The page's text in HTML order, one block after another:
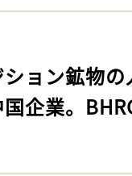
ション鉱物
企業。